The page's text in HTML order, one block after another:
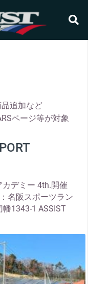
追加など
ページ等が対象
デミー 4th.開催
名阪スポーツラン
1343-1 ASSIST